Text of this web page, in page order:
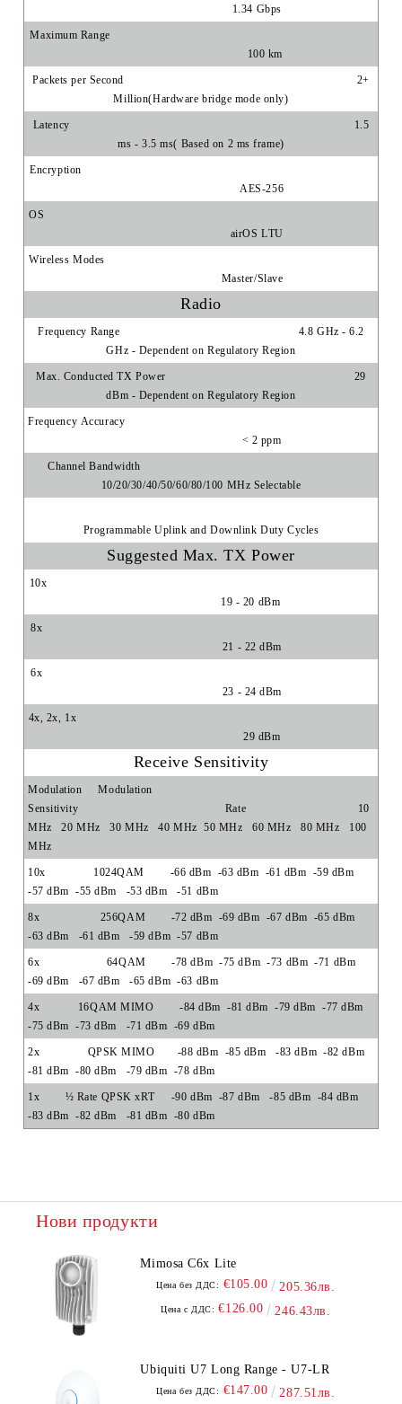
1.34 Gbps
Maximum Range
100 km
Packets per Second
2+
Million(Hardware bridge mode only)
Latency
1.5
ms - 3.5 ms( Based on 2 ms frame)
Encryption
AES-256
OS
airOS LTU
Wireless Modes
Master/Slave
Radio
Frequency Range
4.8 GHz - 6.2
GHz - Dependent on Regulatory Region
Max. Conducted TX Power
29
dBm - Dependent on Regulatory Region
Frequency Accuracy
< 2 ppm
Channel Bandwidth
10/20/30/40/50/60/80/100 MHz Selectable
Programmable Uplink and Downlink Duty Cycles
Suggested Max. TX Power
10x
19 - 20 dBm
8x
21 - 22 dBm
6x
23 - 24 dBm
4x, 2x, 1x
29 dBm
Receive Sensitivity
Modulation
Modulation
Sensitivity
Rate
10
MHz
20 MHz 30 MHz 40 MHz 50 MHz 60 MHz 80 MHz
100
MHz
10x 1024QAM -66 dBm -63 dBm -61 dBm -59 dBm
-57 dBm -55 dBm -53 dBm -51 dBm
8x 256QAM -72 dBm -69 dBm -67 dBm -65 dBm
-63 dBm
-61 dBm -59 dBm -57 dBm
6x 64QAM -78 dBm -75 dBm -73 dBm -71 dBm
-69 dBm
-67 dBm -65 dBm -63 dBm
4x 16QAM MIMO -84 dBm -81 dBm -79 dBm -77 dBm
-75 dBm -73 dBm -71 dBm -69 dBm
2x QPSK MIMO -88 dBm -85 dBm -83 dBm -82 dBm
-81 dBm -80 dBm -79 dBm -78 dBm
1x ½ Rate QPSK xRT -90 dBm -87 dBm -85 dBm -84 dBm
-83 dBm -82 dBm -81 dBm -80 dBm
Нови продукти
Mimosa C6x Lite
Цена без ДДС: €105.00 205.36лв.
Цена с ДДС: €126.00 246.43лв.
Ubiquiti U7 Long Range - U7-LR
Цена без ДДС: €147.00 287.51лв.